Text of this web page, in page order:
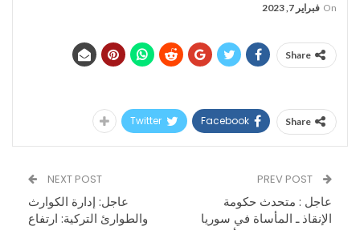
On فبراير 7, 2023
Share
Share
Facebook
Twitter
عاجل : متحدث حكومة
الإنقاذ ـ المأساة في سوريا
NEXT POST
عاجل: إدارة الكوارث
والطوارئ التركية: ارتفاع